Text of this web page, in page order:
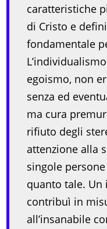
caratteristiche
di Cristo e
fondamentale
egoismo, non
senza ed
ma cura
rifiuto degli
attenzione alla
singole
quanto tale.
contribuì in
all’insanabile